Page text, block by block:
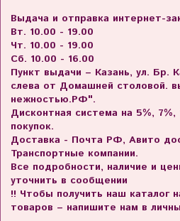
Выдача и отправка интернет-
Вт. 10.00 - 19.00
Чт. 10.00 - 19.00
Сб. 10.00 - 16.00
Пункт выдачи – Казань, ул. Бр.
слева от Домашней столовой.
нежностью.РФ".
Дисконтная система на 5%,
покупок.
Доставка - Почта РФ, Авито
Транспортные компании.
Все подробности, наличие и
уточнить в сообщении
!! Чтобы получить наш каталог
товаров – напишите нам в